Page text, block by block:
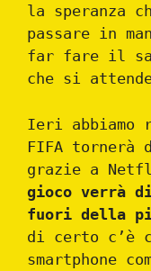
la speranza
passare in
far fare il
che si
Ieri abbiamo
FIFA tornerà
grazie a
gioco verrà
fuori della
di certo c’è
smartphone